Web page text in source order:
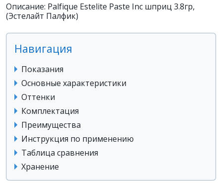
Описание: Palfique Estelite Paste Inc шприц 3.8гр,
(Эстелайт Палфик)
Навигация
Показания
Основные характеристики
Оттенки
Комплектация
Преимущества
Инструкция по применению
Таблица сравнения
Хранение